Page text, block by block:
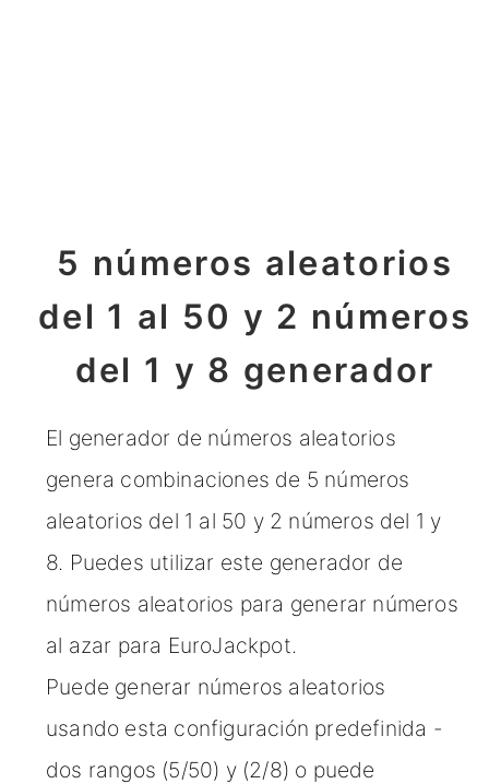
5 números aleatorios
del 1 al 50 y 2 números
del 1 y 8 generador
El generador de números aleatorios
genera combinaciones de 5 números
aleatorios del 1 al 50 y 2 números del 1 y
8. Puedes utilizar este generador de
números aleatorios para generar números
al azar para EuroJackpot.
Puede generar números aleatorios
usando esta configuración predefinida -
dos rangos (5/50) y (2/8) o puede